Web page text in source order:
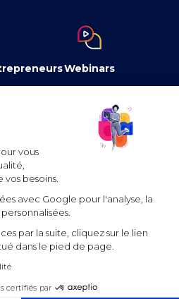
vous
besoins.
avec Google pour l'analyse, la
par la suite, cliquez sur le lien
dans le pied de page.
certifiés par
Webinars
Contenus à télécharger
Conditions générales d’utilisation
Cookies